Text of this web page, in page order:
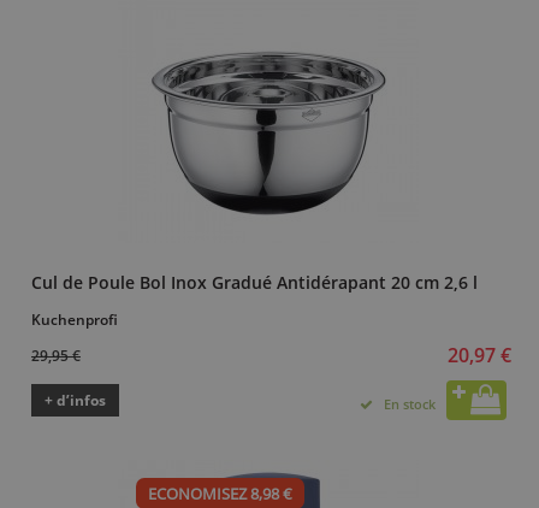
Cul de Poule Bol Inox Gradué Antidérapant 20 cm 2,6 l
Kuchenprofi
29,95 €
20,97 €
+ d’infos En stock
ECONOMISEZ 8,98 €